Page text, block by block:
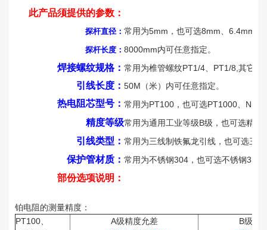
此产品须提供的参数：
探杆直径： 常用为5mm，也可选8mm、6.4mm
探杆长度： 8000mm内可任意指定。
焊接螺纹规格： 常用为椎管螺纹PT1/4、PT1/8,其它
引线长度： 50M（米）内可任意指定。
热电阻芯型号： 常用为PT100，也可选PT1000、
精度等级常用为通用工业等级B级，也可选精密
引线类型 ： 常用为三线制铁氟龙引线，也可选三
保护管材质 ： 常用为不锈钢304，也可选不锈钢316
部份选项说明：
铂电阻的测量精度：
PT100、
A级精度允差
B级精